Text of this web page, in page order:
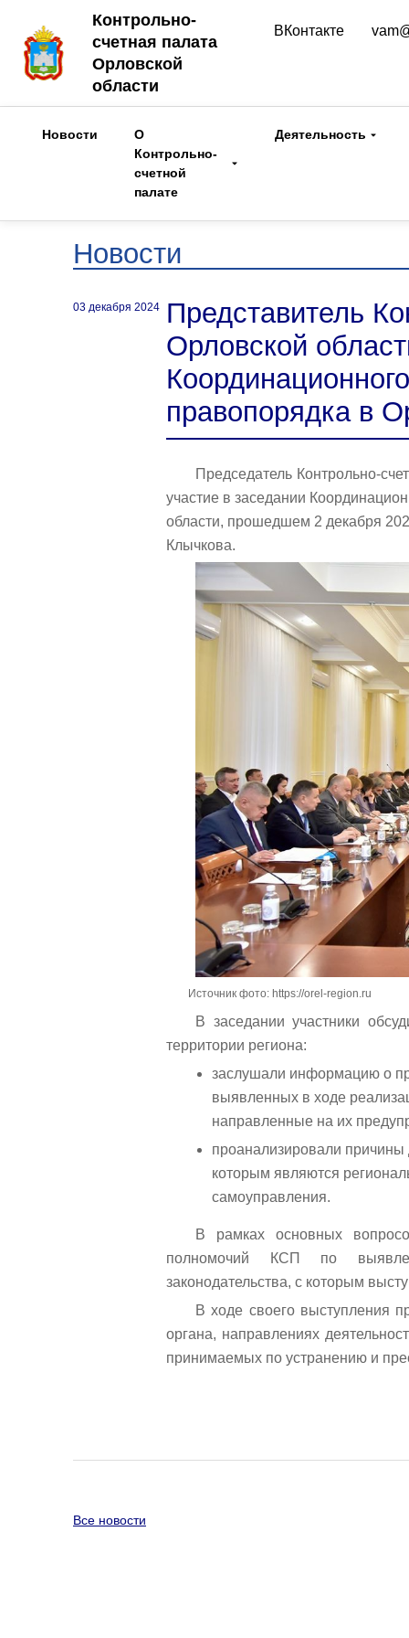
Контрольно-
счетная палата
Орловской
области
ВКонтакте
Новости
О
Контрольно-
счетной
палате
Деятельность
Новости
03 декабря 2024
Представитель
Орловской
правопорядка в
Председатель Контрольно-
участие в заседании
области, прошедшем 2 декабря
Клычкова.
Источник фото: https://orel-region.ru
В заседании участники
территории региона:
заслушали информацию о
выявленных в ходе
направленные на их
проанализировали причины
которым являются
самоуправления.
В рамках основных
полномочий КСП по
законодательства, с которым
В ходе своего выступления
органа, направлениях
принимаемых по устранению и
Все новости